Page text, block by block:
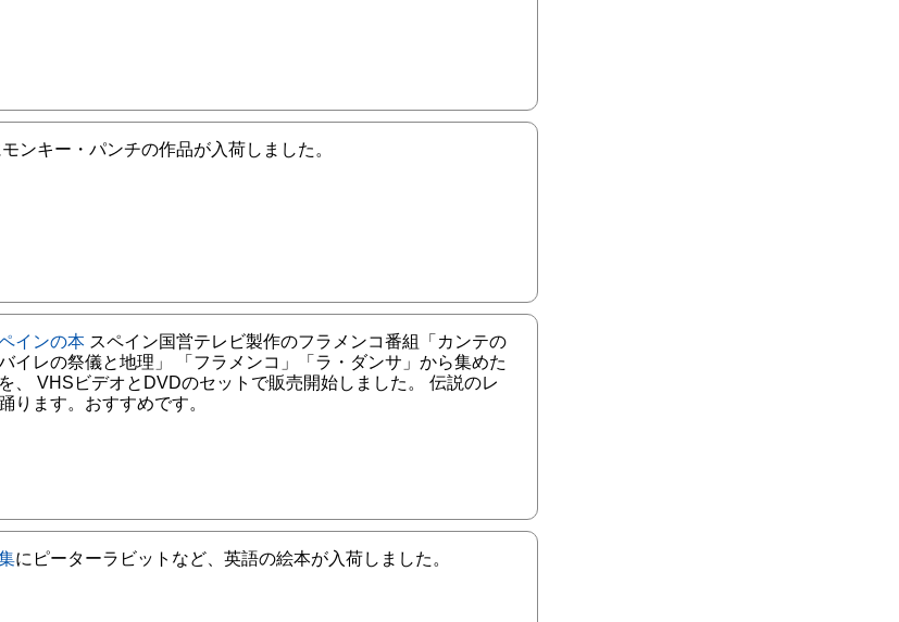
ンキー・パンチの作品が入荷しました。
インの本 スペイン国営テレビ製作のフラメンコ番組「カンテの
イレの祭儀と地理」 「フラメンコ」「ラ・ダンサ」から集めた
、 VHSビデオとDVDのセットで販売開始しました。 伝説のレ
ります。おすすめです。
にピーターラビットなど、英語の絵本が入荷しました。